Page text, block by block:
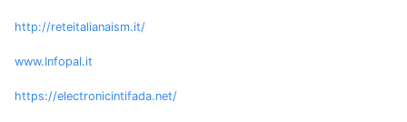
http://reteitalianaism.it/
www.Infopal.it
https://electronicintifada.net/